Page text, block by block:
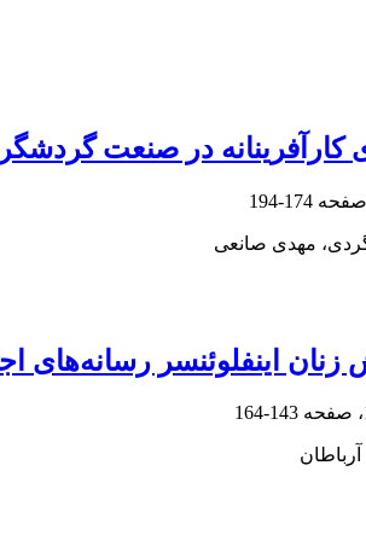
کارآفرینانه در صنعت
174-194
مهدی صانعی
زنان اینفلوئنسر رسانه‌های
143-164